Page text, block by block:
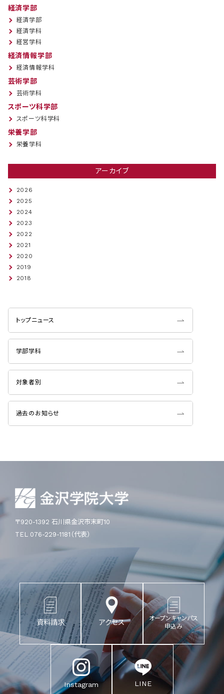
経済学部
経済学部
経済学科
経営学科
経済情報学部
経済情報学科
芸術学部
芸術学科
スポーツ科学部
スポーツ科学科
栄養学部
栄養学科
アーカイブ
2026
2025
2024
2023
2022
2021
2020
2019
2018
トップニュース
学部学科
対象者別
過去のお知らせ
〒920-1392 石川県金沢市末町10
TEL 076-229-1181（代表）
資料請求 アクセス
オープンキャンパス
申込み
Instagram LINE